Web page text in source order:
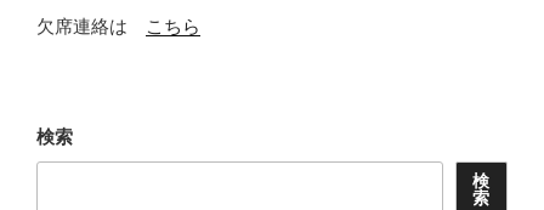
欠席連絡は こちら
検索
検
索